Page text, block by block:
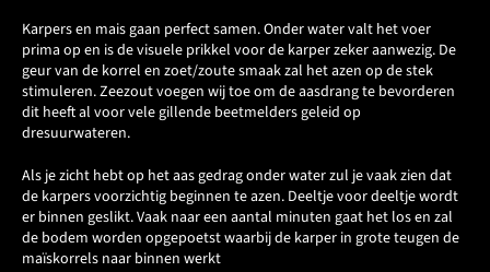
Karpers en mais gaan perfect samen. Onder water valt het voer
prima op en is de visuele prikkel voor de karper zeker aanwezig. De
geur van de korrel en zoet/zoute smaak zal het azen op de stek
stimuleren. Zeezout voegen wij toe om de aasdrang te bevorderen
dit heeft al voor vele gillende beetmelders geleid op
dresuurwateren.
Als je zicht hebt op het aas gedrag onder water zul je vaak zien dat
de karpers voorzichtig beginnen te azen. Deeltje voor deeltje wordt
er binnen geslikt. Vaak naar een aantal minuten gaat het los en zal
de bodem worden opgepoetst waarbij de karper in grote teugen de
maïskorrels naar binnen werkt